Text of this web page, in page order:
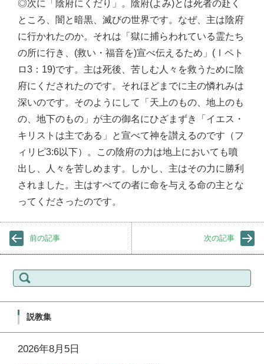
◎次に「陰府にくだり」。陰府(よみ)とは死者の赴く
ところ、闇と暗黒、滅びの世界です。なぜ、主は陰府
に行かれたのか。それは「獄に捕らわれている霊たち
の所に行き、(救い・福音を)宣べ伝えるため」(Ⅰペト
ロ3：19)です。主は死後、苦しむ人々を救うために陰
府にくだされたのです。それほどまでに主の憐れみは
深いのです。そのようにして「天上のもの、地上のも
の、地下のもの」が主の御名にひざまずき「イエス・
キリストは主である」と宣べて神を讃えるのです（フ
ィリピ3:6以下）。この陰府の力は地上においても噴
出し、人々を苦しめます。しかし、主はその力に勝利
されました。主はすべての者に命を与える命の主とな
ってくださったのです。
前の記事 次の記事
索:
説教集
2026年8月5日